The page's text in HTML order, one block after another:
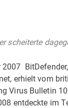
scheiterte

erhielt vom
Virus Bulletin
entdeckte im